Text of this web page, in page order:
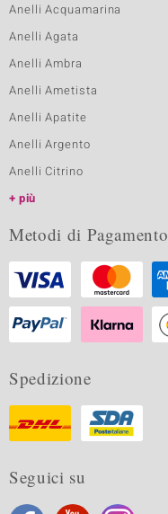
Anelli Acquamarina
Anelli Agata
Anelli Ambra
Anelli Ametista
Anelli Apatite
Anelli Argento
Anelli Citrino
più
Metodi di Pagamento
Spedizione
Seguici su